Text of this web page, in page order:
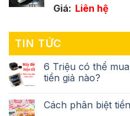
Được xếp
Giá: Liên hệ
TIN TỨC
6 Triệu có thể
tiền giả nào?
Cách phân biệt